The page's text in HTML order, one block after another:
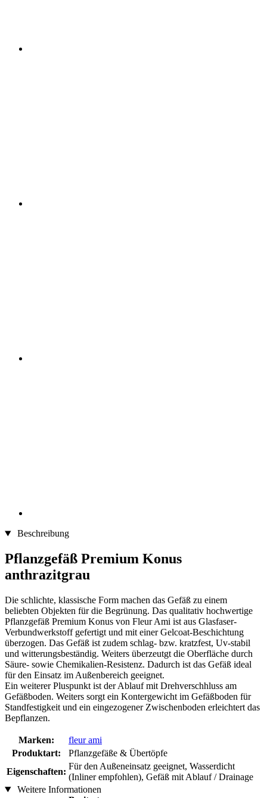
Beschreibung
Pflanzgefäß Premium Konus
anthrazitgrau
Die schlichte, klassische Form machen das Gefäß zu einem
beliebten Objekten für die Begrünung. Das qualitativ hochwertige
Pflanzgefäß Premium Konus von Fleur Ami ist aus Glasfaser-
Verbundwerkstoff gefertigt und mit einer Gelcoat-Beschichtung
überzogen. Das Gefäß ist zudem schlag- bzw. kratzfest, Uv-stabil
und witterungsbeständig. Weiters überzeutgt die Oberfläche durch
Säure- sowie Chemikalien-Resistenz. Dadurch ist das Gefäß ideal
für den Einsatz im Außenbereich geeignet.
Ein weiterer Pluspunkt ist der Ablauf mit Drehverschhluss am
Gefäßboden. Weiters sorgt ein Kontergewicht im Gefäßboden für
Standfestigkeit und ein eingezogener Zwischenboden erleichtert das
Bepflanzen.
Marken:
fleur ami
Produktart:
Pflanzgefäße & Übertöpfe
Eigenschaften:
Für den Außeneinsatz geeignet, Wasserdicht
(Inliner empfohlen), Gefäß mit Ablauf / Drainage
Weitere Informationen